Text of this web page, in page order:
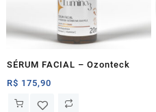
SÉRUM FACIAL – Ozonteck
R$ 175,90